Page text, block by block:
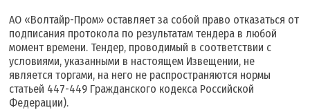
АО «Волтайр-Пром» оставляет за собой право отказаться от
подписания протокола по результатам тендера в любой
момент времени. Тендер, проводимый в соответствии с
условиями, указанными в настоящем Извещении, не
является торгами, на него не распространяются нормы
статьей 447-449 Гражданского кодекса Российской
Федерации).